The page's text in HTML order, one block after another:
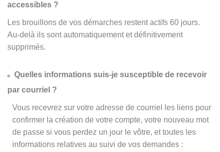
accessibles ?
Les brouillons de vos démarches restent actifs 60 jours.
Au-delà ils sont automatiquement et définitivement
supprimés.
Quelles informations suis-je susceptible de recevoir
par courriel ?
Vous recevrez sur votre adresse de courriel les liens pour
confirmer la création de votre compte, votre nouveau mot
de passe si vous perdez un jour le vôtre, et toutes les
informations relatives au suivi de vos demandes :